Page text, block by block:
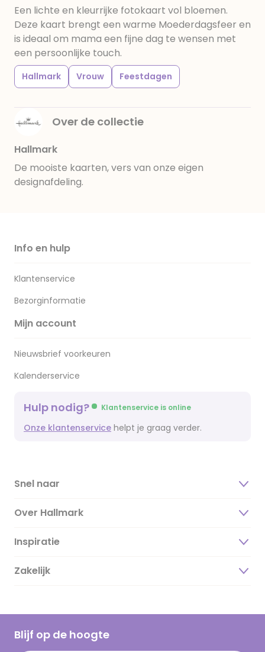
Een lichte en kleurrijke fotokaart vol bloemen.
Deze kaart brengt een warme Moederdagsfeer en
is ideaal om mama een fijne dag te wensen met
een persoonlijke touch.
Hallmark Vrouw Feestdagen
Over de collectie
Hallmark
De mooiste kaarten, vers van onze eigen
designafdeling.
Info en hulp
Klantenservice
Bezorginformatie
Mijn account
Nieuwsbrief voorkeuren
Kalenderservice
Hulp nodig? Klantenservice is online
Onze klantenservice helpt je graag verder.
Snel naar
Over Hallmark
Over ons
Duurzaamheid
Hallmark Kaartclub
Inspiratie
Magazine
Cadeau inspiratie
Kaartinspiratie
Zakelijk
Blijf op de hoogte